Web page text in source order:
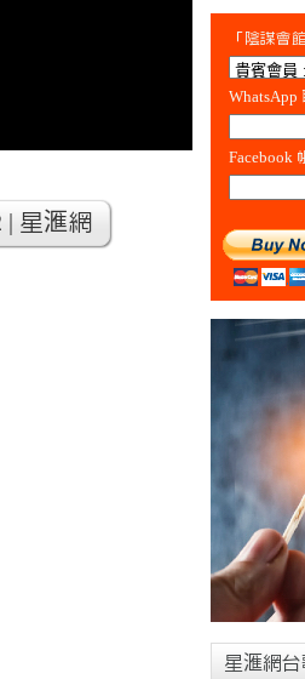
| 星滙網
「陰謀會
WhatsApp
Facebook
星滙網台